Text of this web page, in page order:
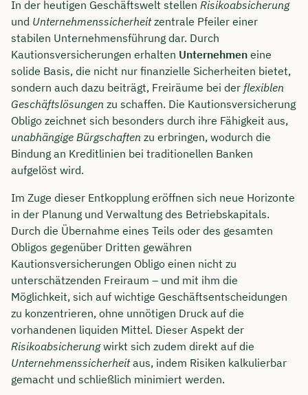
In der heutigen Geschäftswelt stellen Risikoabsicherung
und Unternehmenssicherheitzentrale Pfeiler einer
stabilen Unternehmensführung dar. Durch
Kautionsversicherungen erhalten Unternehmen eine
solide Basis, die nicht nur finanzielle Sicherheiten bietet,
sondern auch dazu beiträgt, Freiräume bei der flexiblen
Geschäftslösungen zu schaffen. Die Kautionsversicherung
Obligo zeichnet sich besonders durch ihre Fähigkeit aus,
unabhängige Bürgschaften zu erbringen, wodurch die
Bindung an Kreditlinien bei traditionellen Banken
aufgelöst wird.
Im Zuge dieser Entkopplung eröffnen sich neue Horizonte
in der Planung und Verwaltung des Betriebskapitals.
Durch die Übernahme eines Teils oder des gesamten
Obligos gegenüber Dritten gewähren
Kautionsversicherungen Obligo einen nicht zu
unterschätzenden Freiraum – und mit ihm die
Möglichkeit, sich auf wichtige Geschäftsentscheidungen
zu konzentrieren, ohne unnötigen Druck auf die
vorhandenen liquiden Mittel. Dieser Aspekt der
Risikoabsicherungwirkt sich zudem direkt auf die
Unternehmenssicherheitaus, indem Risiken kalkulierbar
gemacht und schließlich minimiert werden.